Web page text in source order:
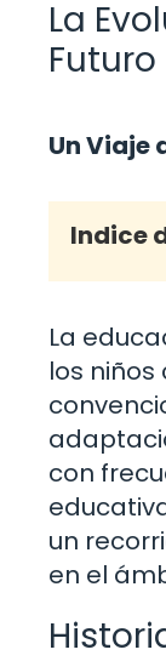
La
Futuro
Un Viaje
Indice
La
los
con
un
en el